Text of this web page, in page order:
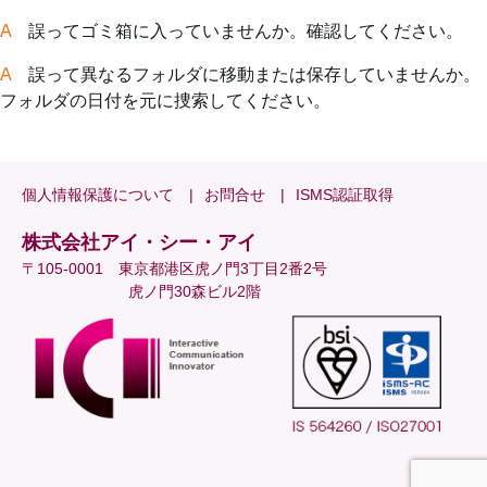
A誤ってゴミ箱に入っていませんか。確認してください。
A誤って異なるフォルダに移動または保存していませんか。
フォルダの日付を元に捜索してください。
個人情報保護について お問合せ ISMS認証取得
株式会社アイ・シー・アイ
〒105-0001 東京都港区虎ノ門3丁目2番2号
虎ノ門30森ビル2階